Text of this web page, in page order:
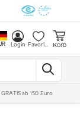
Login Favoriten Korb
GRATIS ab 150 Euro